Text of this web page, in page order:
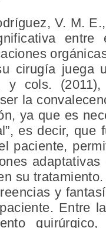
V. M.
entre
cirugía juega
y cols.
la
ya que es
es decir, que
paciente,
su tratamiento.
y
Entre